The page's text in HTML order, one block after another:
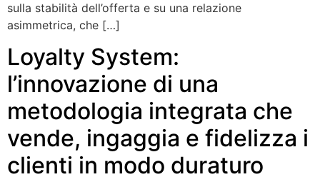
sulla stabilità dell’offerta e su una relazione
asimmetrica, che […]
Loyalty System:
l’innovazione di una
metodologia integrata che
vende, ingaggia e fidelizza i
clienti in modo duraturo